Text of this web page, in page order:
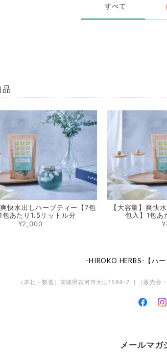
すべて
快水出しハーブティー【7包
包あたり1.5リットル分
¥2,000
【大容量】爽快
包入】1包あ
-HIROKO HERBS-【ハ
（本社・製造）茨城県古河市大山1584-7 ｜（販売
メールマガ